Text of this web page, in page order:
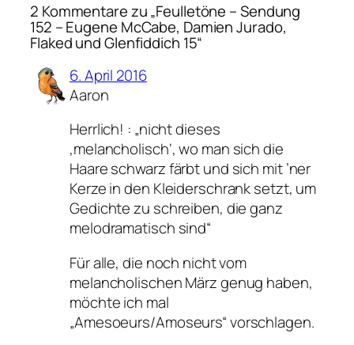
2 Kommentare zu „Feulletöne – Sendung
152 – Eugene McCabe, Damien Jurado,
Flaked und Glenfiddich 15“
6. April 2016
Aaron
Herrlich! : „nicht dieses
‚melancholisch‘, wo man sich die
Haare schwarz färbt und sich mit ’ner
Kerze in den Kleiderschrank setzt, um
Gedichte zu schreiben, die ganz
melodramatisch sind“
Für alle, die noch nicht vom
melancholischen März genug haben,
möchte ich mal
„Amesoeurs/Amoseurs“ vorschlagen.